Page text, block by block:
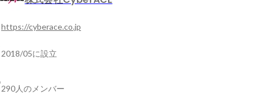
https://cyberace.co.jp
2018/05に設立
290人のメンバー